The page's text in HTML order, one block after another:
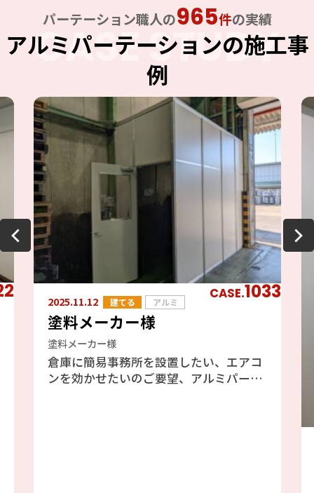
CASE STUDY
パーテーション職人の965件の実績
アルミパーテーションの施工事
例
CASE.1033
2025.11.12 建てる アルミ
塗料メーカー様
塗料メーカー様
倉庫に簡易事務所を設置したい、エアコ
ンを効かせたいのご要望、アルミパーテ